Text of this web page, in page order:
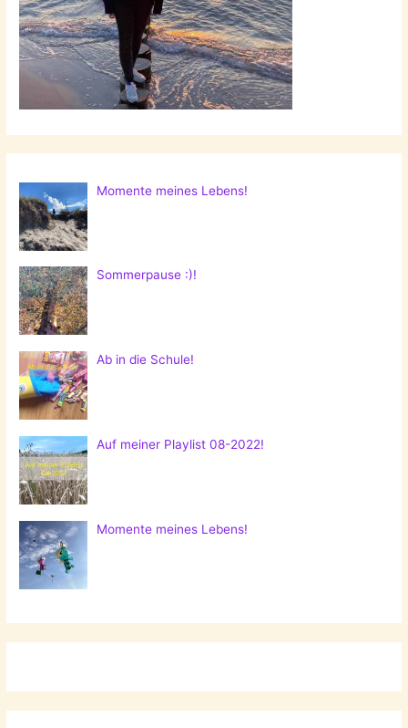
Momente meines Lebens!
Sommerpause :)!
Ab in die Schule!
Auf meiner Playlist 08-2022!
Momente meines Lebens!